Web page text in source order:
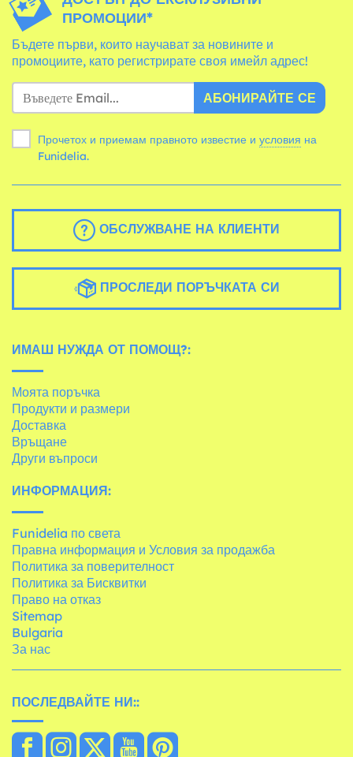
ПРОМОЦИИ*
Бъдете първи, които научават за новините и
промоциите, като регистрирате своя имейл адрес!
АБОНИРАЙТЕ СЕ
Прочетох и приемам правното известие и условия
Funidelia.
ОБСЛУЖВАНЕ НА КЛИЕНТИ
ПРОСЛЕДИ ПОРЪЧКАТА СИ
ИМАШ НУЖДА ОТ ПОМОЩ?:
Моята поръчка
Продукти и размери
Доставка
Връщане
Други въпроси
ИНФОРМАЦИЯ:
Funidelia по света
Правна информация и Условия за продажба
Политика за поверителност
Политика за Бисквитки
Право на отказ
Sitemap
Bulgaria
За нас
ПОСЛЕДВАЙТЕ НИ::